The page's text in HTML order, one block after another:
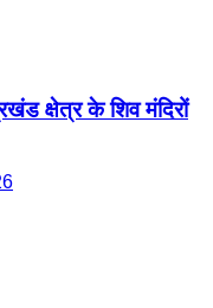
क्षेत्र के शिव मंदिरों